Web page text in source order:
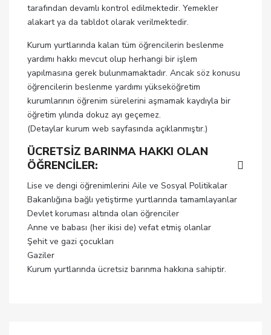
tarafından devamlı kontrol edilmektedir. Yemekler
alakart ya da tabldot olarak verilmektedir.
Kurum yurtlarında kalan tüm öğrencilerin beslenme
yardımı hakkı mevcut olup herhangi bir işlem
yapılmasına gerek bulunmamaktadır. Ancak söz konusu
öğrencilerin beslenme yardımı yükseköğretim
kurumlarının öğrenim sürelerini aşmamak kaydıyla bir
öğretim yılında dokuz ayı geçemez.
(Detaylar kurum web sayfasında açıklanmıştır.)
ÜCRETSİZ BARINMA HAKKI OLAN
ÖĞRENCİLER:
Lise ve dengi öğrenimlerini Aile ve Sosyal Politikalar
Bakanlığına bağlı yetiştirme yurtlarında tamamlayanlar
Devlet koruması altında olan öğrenciler
Anne ve babası (her ikisi de) vefat etmiş olanlar
Şehit ve gazi çocukları
Gaziler
Kurum yurtlarında ücretsiz barınma hakkına sahiptir.